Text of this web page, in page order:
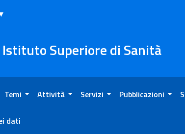
Istituto Superiore di Sanità
Temi Attività Servizi Pubblicazioni
dati